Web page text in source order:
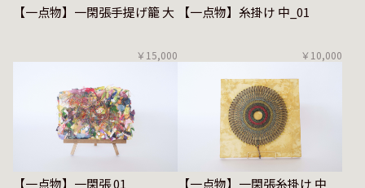
【一点物】一閑張手提げ籠 大
￥15,000
【一点物】糸掛け 中_01
￥10,000
【一点物】一閑張 01
【一点物】一閑張糸掛け 中